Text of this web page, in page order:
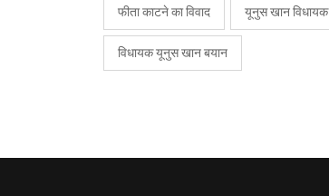
फीता काटने का विवाद यूनुस खान विधायक
विधायक यूनुस खान बयान